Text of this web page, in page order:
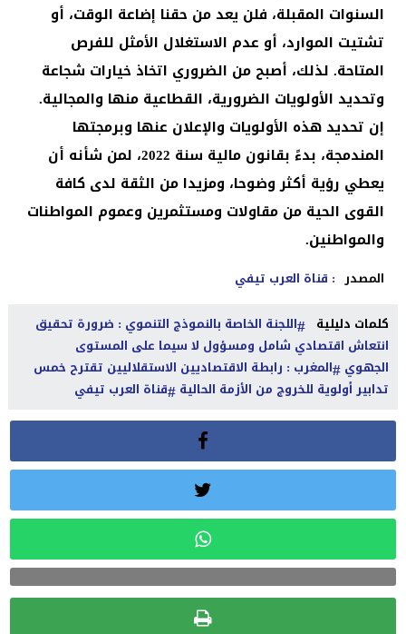
السنوات المقبلة، فلن يعد من حقنا إضاعة الوقت، أو
تشتيت الموارد، أو عدم الاستغلال الأمثل للفرص
المتاحة. لذلك، أصبح من الضروري اتخاذ خيارات شجاعة
وتحديد الأولويات الضرورية، القطاعية منها والمجالية.
إن تحديد هذه الأولويات والإعلان عنها وبرمجتها
المندمجة، بدءً بقانون مالية سنة 2022، لمن شأنه أن
يعطي رؤية أكثر وضوحا، ومزيدا من الثقة لدى كافة
القوى الحية من مقاولات ومستثمرين وعموم المواطنات
والمواطنين.
المصدر : قناة العرب تيفي
كلمات دليلية
اللجنة الخاصة بالنموذج التنموي : ضرورة تحقيق
انتعاش اقتصادي شامل ومسؤول لا سيما على المستوى
الجهوي المغرب : رابطة الاقتصاديين الاستقلاليين تقترح خمس
تدابير أولوية للخروج من الأزمة الحالية قناة العرب تيفي